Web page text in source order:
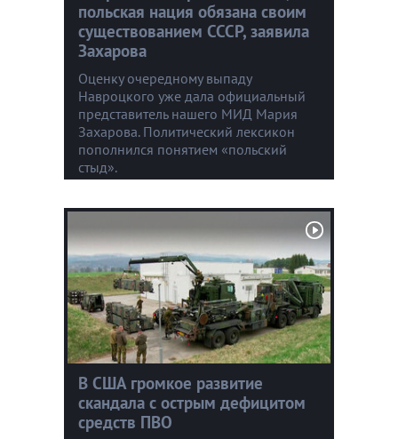
польская нация обязана своим
существованием СССР, заявила
Захарова
Оценку очередному выпаду
Навроцкого уже дала официальный
представитель нашего МИД Мария
Захарова. Политический лексикон
пополнился понятием «польский
стыд».
В США громкое развитие
скандала с острым дефицитом
средств ПВО